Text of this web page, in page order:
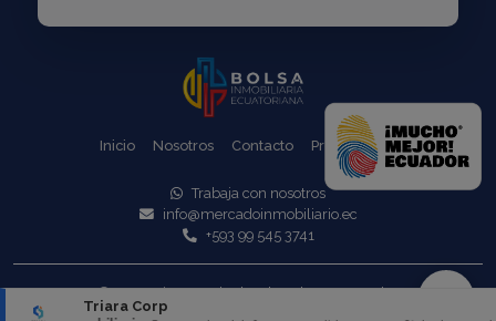
Triara Corp
Inicio Nosotros Contacto Propiedades
Trabaja con nosotros
info@mercadoinmobiliario.ec
+593 99 545 3741
© 2025 Triara - Todos los derechos reservados